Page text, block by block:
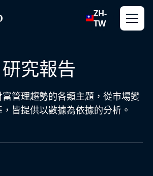
ZH-
TW
研究報告
管理趨勢的各類主題，從市場變
皆提供以數據為依據的分析。